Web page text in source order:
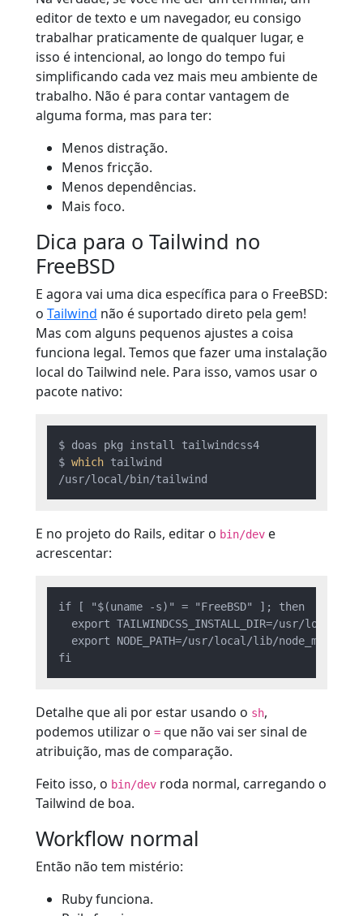
editor de texto e um navegador, eu consigo
trabalhar praticamente de qualquer lugar, e
isso é intencional, ao longo do tempo fui
simplificando cada vez mais meu ambiente de
trabalho. Não é para contar vantagem de
alguma forma, mas para ter:
Menos distração.
Menos fricção.
Menos dependências.
Mais foco.
Dica para o Tailwind no
FreeBSD
E agora vai uma dica específica para o FreeBSD:
o Tailwind não é suportado direto pela gem!
Mas com alguns pequenos ajustes a coisa
funciona legal. Temos que fazer uma instalação
local do Tailwind nele. Para isso, vamos usar o
pacote nativo:
$ doas pkg install tailwindcss4
$ which tailwind
E no projeto do Rails, editar o bin/dev e
acrescentar:
if [ "$(uname -s)" = "FreeBSD" ]; then
  export TAILWINDCSS_INSTALL_DIR=/usr/local/bin
  export NODE_PATH=/usr/local/lib/node_modules
Detalhe que ali por estar usando o sh,
podemos utilizar o = que não vai ser sinal de
atribuição, mas de comparação.
Feito isso, o bin/dev roda normal, carregando o
Tailwind de boa.
Workflow normal
Então não tem mistério:
Ruby funciona.